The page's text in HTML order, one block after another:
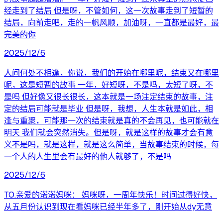
经走到了结局 但是呀，不管如何，这一次故事走到了短暂的
结局，向前走吧，走的一帆风顺，加油呀，一直都是最好，最
完美的你
2025/12/6
人间何处不相逢，你说，我们的开始在哪里呢，结束又在哪里
呢，这是短暂的故事 一年，好短呀，不是吗，太短了呀，不
是吗 但好像又很长很长，这本就是一场注定结束的故事，注
定的结局可能就是毕业 但是呀，我想，人生本就是如此，相
逢与重聚，可能那一次的结束就是真的不会再见，也可能就在
明天 我们就会突然消失。但是呀，就是这样的故事才会有意
义不是吗，就是这样，就是这么简单，当故事结束的时候，每
一个人的人生里会有最好的他人就够了，不是吗
2025/12/6
TO.亲爱的渃渃妈咪： 妈咪呀，一周年快乐！时间过得好快，
从五月份认识到现在看妈咪已经半年多了，刚开始从dy无意